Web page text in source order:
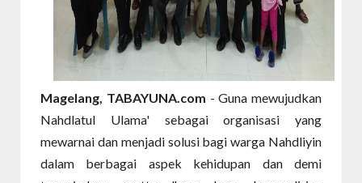
Magelang, TABAYUNA.com - Guna mewujudkan
Nahdlatul Ulama' sebagai organisasi yang
mewarnai dan menjadi solusi bagi warga Nahdliyin
dalam berbagai aspek kehidupan dan demi